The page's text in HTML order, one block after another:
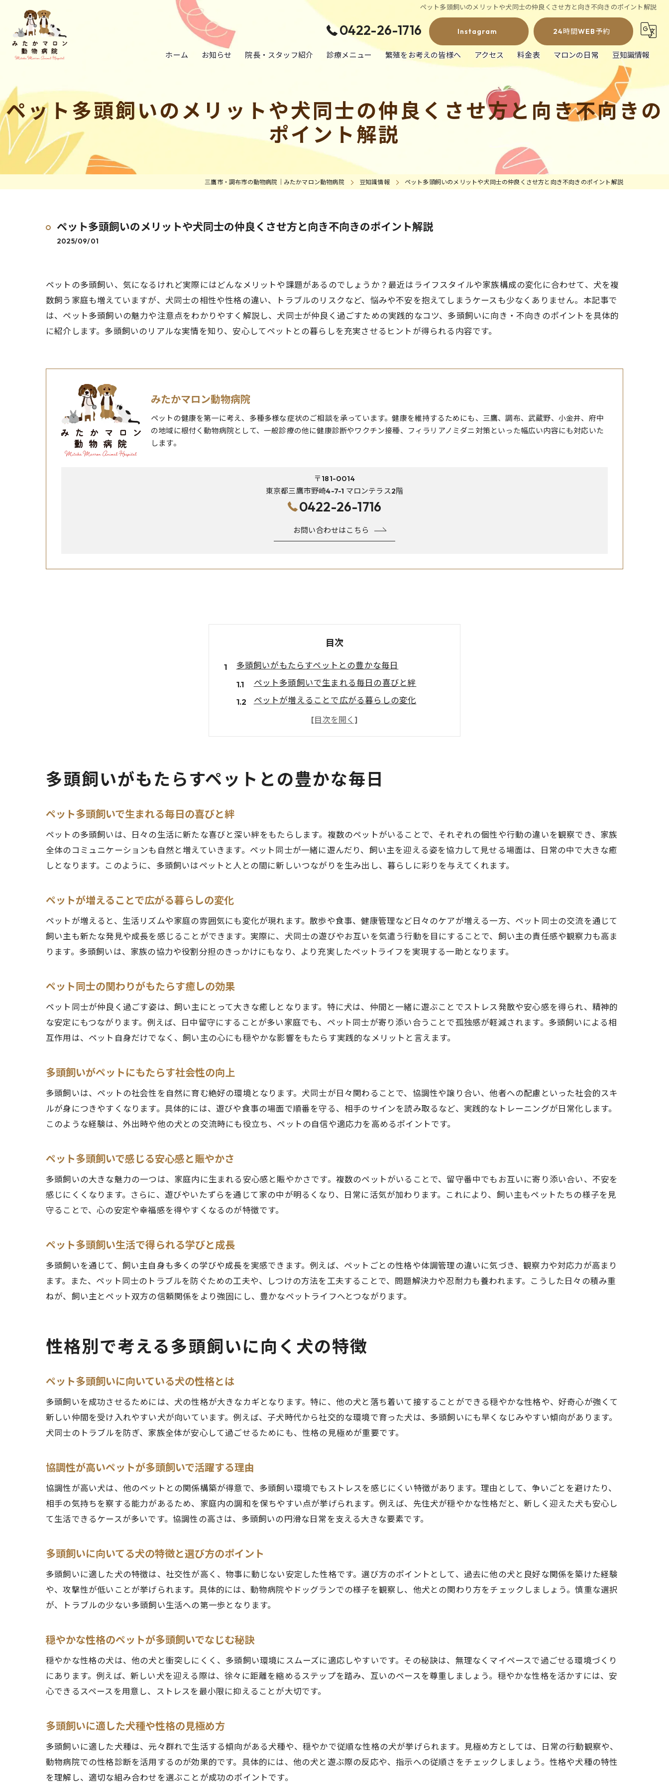
ペット多頭飼いのメリットや犬同士の仲良くさせ方と向き不向きのポイント解説
0422-26-1716 Instagram 24時間WEB予約
ホーム お知らせ 院長・スタッフ紹介 診療メニュー
猫の病気・治療
エキゾチック動物の病気・治療
繁殖をお考えの皆様へ アクセス 料金表 マロンの日常 豆知識情報
ペット多頭飼いのメリットや犬同士の仲良くさせ方と向き不向きの
ポイント解説
三鷹市・調布市の動物病院｜みたかマロン動物病院 豆知識情報 ペット多頭飼いのメリットや犬同士の仲良くさせ方と向き不向きのポイント解説
ペット多頭飼いのメリットや犬同士の仲良くさせ方と向き不向きのポイント解説
2025/09/01
ペットの多頭飼い、気になるけれど実際にはどんなメリットや課題があるのでしょうか？最近はライフスタイルや家族構成の変化に合わせて、犬を複
数飼う家庭も増えていますが、犬同士の相性や性格の違い、トラブルのリスクなど、悩みや不安を抱えてしまうケースも少なくありません。本記事で
は、ペット多頭飼いの魅力や注意点をわかりやすく解説し、犬同士が仲良く過ごすための実践的なコツ、多頭飼いに向き・不向きのポイントを具体的
に紹介します。多頭飼いのリアルな実情を知り、安心してペットとの暮らしを充実させるヒントが得られる内容です。
みたかマロン動物病院
ペットの健康を第一に考え、多種多様な症状のご相談を承っています。健康を維持するためにも、三鷹、調布、武蔵野、小金井、府中
の地域に根付く動物病院として、一般診療の他に健康診断やワクチン接種、フィラリアノミダニ対策といった幅広い内容にも対応いた
します。
〒181-0014
東京都三鷹市野崎4-7-1 マロンテラス2階
0422-26-1716
お問い合わせはこちら
目次
多頭飼いがもたらすペットとの豊かな毎日
ペット多頭飼いで生まれる毎日の喜びと絆
ペットが増えることで広がる暮らしの変化
ペット同士の関わりがもたらす癒しの効果
多頭飼いがペットにもたらす社会性の向上
ペット多頭飼い生活で得られる学びと成長
性格別で考える多頭飼いに向く犬の特徴
多頭飼いに向いてる犬の特徴と選び方のポイント
穏やかな性格のペットが多頭飼いでなじむ秘訣
ペット多頭飼い成功のための仲良くさせるコツ
犬同士を仲良くさせる実践的な方法とは
多頭飼いで起きやすいトラブルの予防策
多頭飼いに向かない犬を選ばないためのポイント
ペットとの相性を見極めるチェックリスト
多頭飼い 後悔しないための生活設計術
ペットのための環境整備と家族の協力体制
犬多頭飼いで起こりがちな問題点と対策
ペットの性格差によるトラブルを予防する工夫
多頭飼いに適した人と向いていない人の心理
多頭飼いに適した性格や生活スタイルを解説
ペット多頭飼いを楽しむための自己分析法
法律やルールから考える多頭飼いのポイント
ペット飼育時に守るべきマナーやルール
ペット多頭飼いで気をつけたい飼育制限
法律を守った安心のペット多頭飼いを目指して
多頭飼いがもたらすペットとの豊かな毎日
ペット多頭飼いで生まれる毎日の喜びと絆
ペットの多頭飼いは、日々の生活に新たな喜びと深い絆をもたらします。複数のペットがいることで、それぞれの個性や行動の違いを観察でき、家族
全体のコミュニケーションも自然と増えていきます。ペット同士が一緒に遊んだり、飼い主を迎える姿を協力して見せる場面は、日常の中で大きな癒
しとなります。このように、多頭飼いはペットと人との間に新しいつながりを生み出し、暮らしに彩りを与えてくれます。
ペットが増えることで広がる暮らしの変化
ペットが増えると、生活リズムや家庭の雰囲気にも変化が現れます。散歩や食事、健康管理など日々のケアが増える一方、ペット同士の交流を通じて
飼い主も新たな発見や成長を感じることができます。実際に、犬同士の遊びやお互いを気遣う行動を目にすることで、飼い主の責任感や観察力も高ま
ります。多頭飼いは、家族の協力や役割分担のきっかけにもなり、より充実したペットライフを実現する一助となります。
ペット同士の関わりがもたらす癒しの効果
ペット同士が仲良く過ごす姿は、飼い主にとって大きな癒しとなります。特に犬は、仲間と一緒に遊ぶことでストレス発散や安心感を得られ、精神的
な安定にもつながります。例えば、日中留守にすることが多い家庭でも、ペット同士が寄り添い合うことで孤独感が軽減されます。多頭飼いによる相
互作用は、ペット自身だけでなく、飼い主の心にも穏やかな影響をもたらす実践的なメリットと言えます。
多頭飼いがペットにもたらす社会性の向上
多頭飼いは、ペットの社会性を自然に育む絶好の環境となります。犬同士が日々関わることで、協調性や譲り合い、他者への配慮といった社会的スキ
ルが身につきやすくなります。具体的には、遊びや食事の場面で順番を守る、相手のサインを読み取るなど、実践的なトレーニングが日常化します。
このような経験は、外出時や他の犬との交流時にも役立ち、ペットの自信や適応力を高めるポイントです。
ペット多頭飼いで感じる安心感と賑やかさ
多頭飼いの大きな魅力の一つは、家庭内に生まれる安心感と賑やかさです。複数のペットがいることで、留守番中でもお互いに寄り添い合い、不安を
感じにくくなります。さらに、遊びやいたずらを通じて家の中が明るくなり、日常に活気が加わります。これにより、飼い主もペットたちの様子を見
守ることで、心の安定や幸福感を得やすくなるのが特徴です。
ペット多頭飼い生活で得られる学びと成長
多頭飼いを通じて、飼い主自身も多くの学びや成長を実感できます。例えば、ペットごとの性格や体調管理の違いに気づき、観察力や対応力が高まり
ます。また、ペット同士のトラブルを防ぐための工夫や、しつけの方法を工夫することで、問題解決力や忍耐力も養われます。こうした日々の積み重
ねが、飼い主とペット双方の信頼関係をより強固にし、豊かなペットライフへとつながります。
性格別で考える多頭飼いに向く犬の特徴
ペット多頭飼いに向いている犬の性格とは
多頭飼いを成功させるためには、犬の性格が大きなカギとなります。特に、他の犬と落ち着いて接することができる穏やかな性格や、好奇心が強くて
新しい仲間を受け入れやすい犬が向いています。例えば、子犬時代から社交的な環境で育った犬は、多頭飼いにも早くなじみやすい傾向があります。
犬同士のトラブルを防ぎ、家族全体が安心して過ごせるためにも、性格の見極めが重要です。
協調性が高いペットが多頭飼いで活躍する理由
協調性が高い犬は、他のペットとの関係構築が得意で、多頭飼い環境でもストレスを感じにくい特徴があります。理由として、争いごとを避けたり、
相手の気持ちを察する能力があるため、家庭内の調和を保ちやすい点が挙げられます。例えば、先住犬が穏やかな性格だと、新しく迎えた犬も安心し
て生活できるケースが多いです。協調性の高さは、多頭飼いの円滑な日常を支える大きな要素です。
多頭飼いに向いてる犬の特徴と選び方のポイント
多頭飼いに適した犬の特徴は、社交性が高く、物事に動じない安定した性格です。選び方のポイントとして、過去に他の犬と良好な関係を築けた経験
や、攻撃性が低いことが挙げられます。具体的には、動物病院やドッグランでの様子を観察し、他犬との関わり方をチェックしましょう。慎重な選択
が、トラブルの少ない多頭飼い生活への第一歩となります。
穏やかな性格のペットが多頭飼いでなじむ秘訣
穏やかな性格の犬は、他の犬と衝突しにくく、多頭飼い環境にスムーズに適応しやすいです。その秘訣は、無理なくマイペースで過ごせる環境づくり
にあります。例えば、新しい犬を迎える際は、徐々に距離を縮めるステップを踏み、互いのペースを尊重しましょう。穏やかな性格を活かすには、安
心できるスペースを用意し、ストレスを最小限に抑えることが大切です。
多頭飼いに適した犬種や性格の見極め方
多頭飼いに適した犬種は、元々群れで生活する傾向がある犬種や、穏やかで従順な性格の犬が挙げられます。見極め方としては、日常の行動観察や、
動物病院での性格診断を活用するのが効果的です。具体的には、他の犬と遊ぶ際の反応や、指示への従順さをチェックしましょう。性格や犬種の特性
を理解し、適切な組み合わせを選ぶことが成功のポイントです。